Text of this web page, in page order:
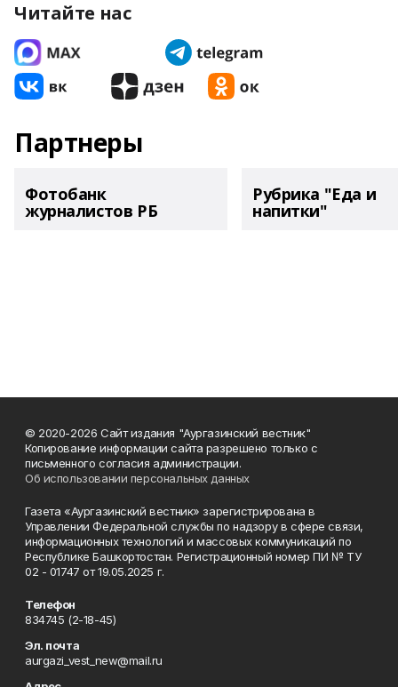
Читайте нас
Партнеры
Фотобанк
журналистов РБ
Рубрика "Еда и
напитки"
© 2020-2026 Сайт издания "Аургазинский вестник"
Копирование информации сайта разрешено только с
письменного согласия администрации.
Об использовании персональных данных
Газета «Аургазинский вестник» зарегистрирована в
Управлении Федеральной службы по надзору в сфере связи,
информационных технологий и массовых коммуникаций по
Республике Башкортостан. Регистрационный номер ПИ № ТУ
02 - 01747 от 19.05.2025 г.
Телефон
834745 (2-18-45)
Эл. почта
aurgazi_vest_new@mail.ru